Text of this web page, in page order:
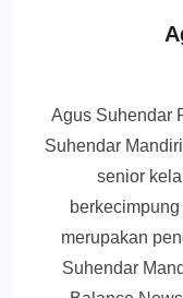
Agus Suhendar
Suhendar
senior
merupakan
Suhendar